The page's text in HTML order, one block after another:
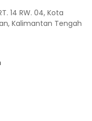
14 RW. 04, Kota
Kalimantan Tengah